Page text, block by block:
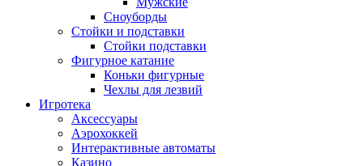
Сноуборды
Стойки и подставки
Cтойки подставки
Фигурное катание
Коньки фигурные
Чехлы для лезвий
Игротека
Аксессуары
Аэрохоккей
Интерактивные автоматы
Казино